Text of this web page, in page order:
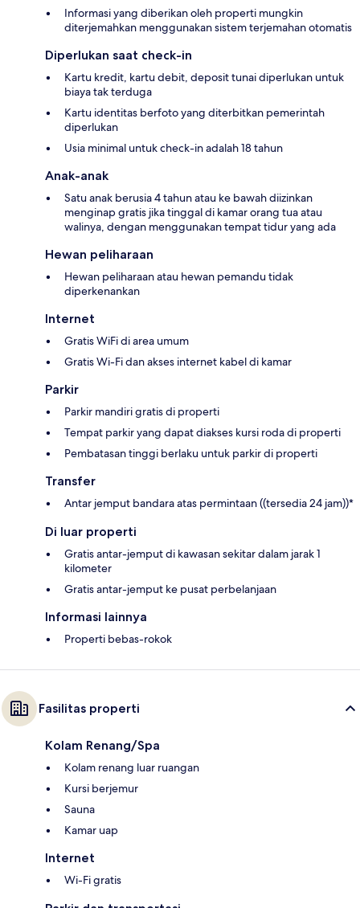
Informasi yang diberikan oleh properti mungkin
diterjemahkan menggunakan sistem terjemahan otomatis
Diperlukan saat check-in
Kartu kredit, kartu debit, deposit tunai diperlukan untuk
biaya tak terduga
Kartu identitas berfoto yang diterbitkan pemerintah
diperlukan
Usia minimal untuk check-in adalah 18 tahun
Anak-anak
Satu anak berusia 4 tahun atau ke bawah diizinkan
menginap gratis jika tinggal di kamar orang tua atau
walinya, dengan menggunakan tempat tidur yang ada
Hewan peliharaan
Hewan peliharaan atau hewan pemandu tidak
diperkenankan
Internet
Gratis WiFi di area umum
Gratis Wi-Fi dan akses internet kabel di kamar
Parkir
Parkir mandiri gratis di properti
Tempat parkir yang dapat diakses kursi roda di properti
Pembatasan tinggi berlaku untuk parkir di properti
Transfer
Antar jemput bandara atas permintaan ((tersedia 24 jam))*
Di luar properti
Gratis antar-jemput di kawasan sekitar dalam jarak 1
kilometer
Gratis antar-jemput ke pusat perbelanjaan
Informasi lainnya
Properti bebas-rokok
Fasilitas properti
Kolam Renang/Spa
Kolam renang luar ruangan
Kursi berjemur
Sauna
Kamar uap
Internet
Wi-Fi gratis